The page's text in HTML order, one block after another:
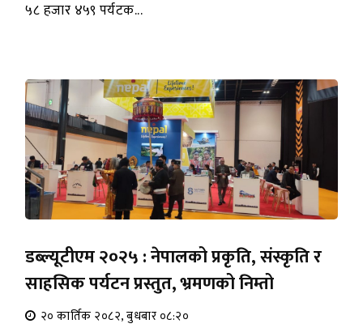
५८ हजार ४५९ पर्यटक...
डब्ल्यूटीएम २०२५ : नेपालको प्रकृति, संस्कृति र
साहसिक पर्यटन प्रस्तुत, भ्रमणको निम्तो
२० कार्तिक २०८२, बुधबार ०८:२०